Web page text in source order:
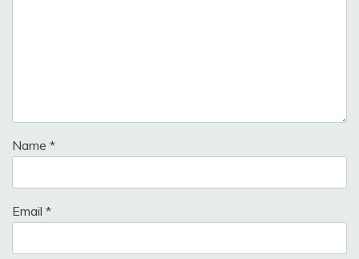
Name *
Email *